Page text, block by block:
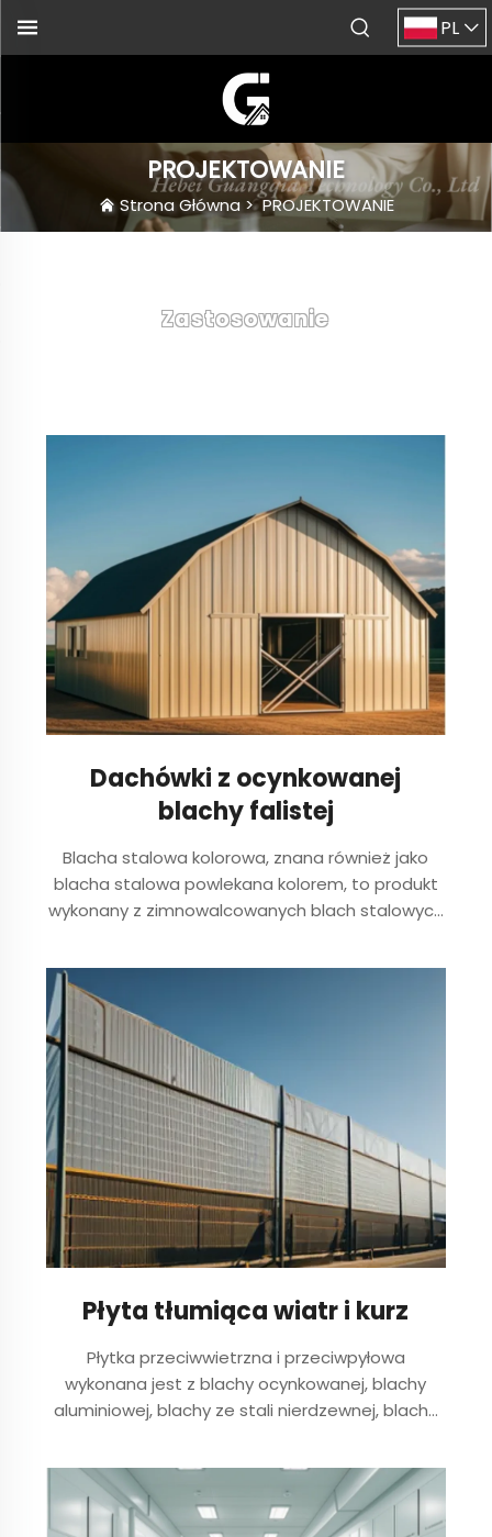
PL
PROJEKTOWANIE
Strona Główna>PROJEKTOWANIE
Zastosowanie
Dachówki z ocynkowanej
blachy falistej
Blacha stalowa kolorowa, znana również jako
blacha stalowa powlekana kolorem, to produkt
wykonany z zimnowalcowanych blach stalowych
Poddawana jest wstępnemu traktowaniu
powierzchni (w tym odtłuszczaniu, czyszczeniu i
chemicznemu przetwarzaniu...
Płyta tłumiąca wiatr i kurz
Płytka przeciwwietrzna i przeciwpyłowa
wykonana jest z blachy ocynkowanej, blachy
aluminiowej, blachy ze stali nierdzewnej, blachy
materiał budowlany i blacha z metalu po obu
stronach. Wykonując różne rodzaje i rozmiary
otworów...